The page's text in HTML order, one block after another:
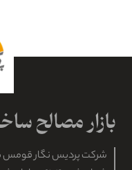
شرکت پردیس نگار قومس